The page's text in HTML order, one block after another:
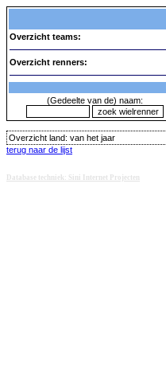
Overzicht teams:
Overzicht renners:
(Gedeelte van de) naam:
Overzicht land: van het jaar
terug naar de lijst
Database techniek: Sini Internet Projecten